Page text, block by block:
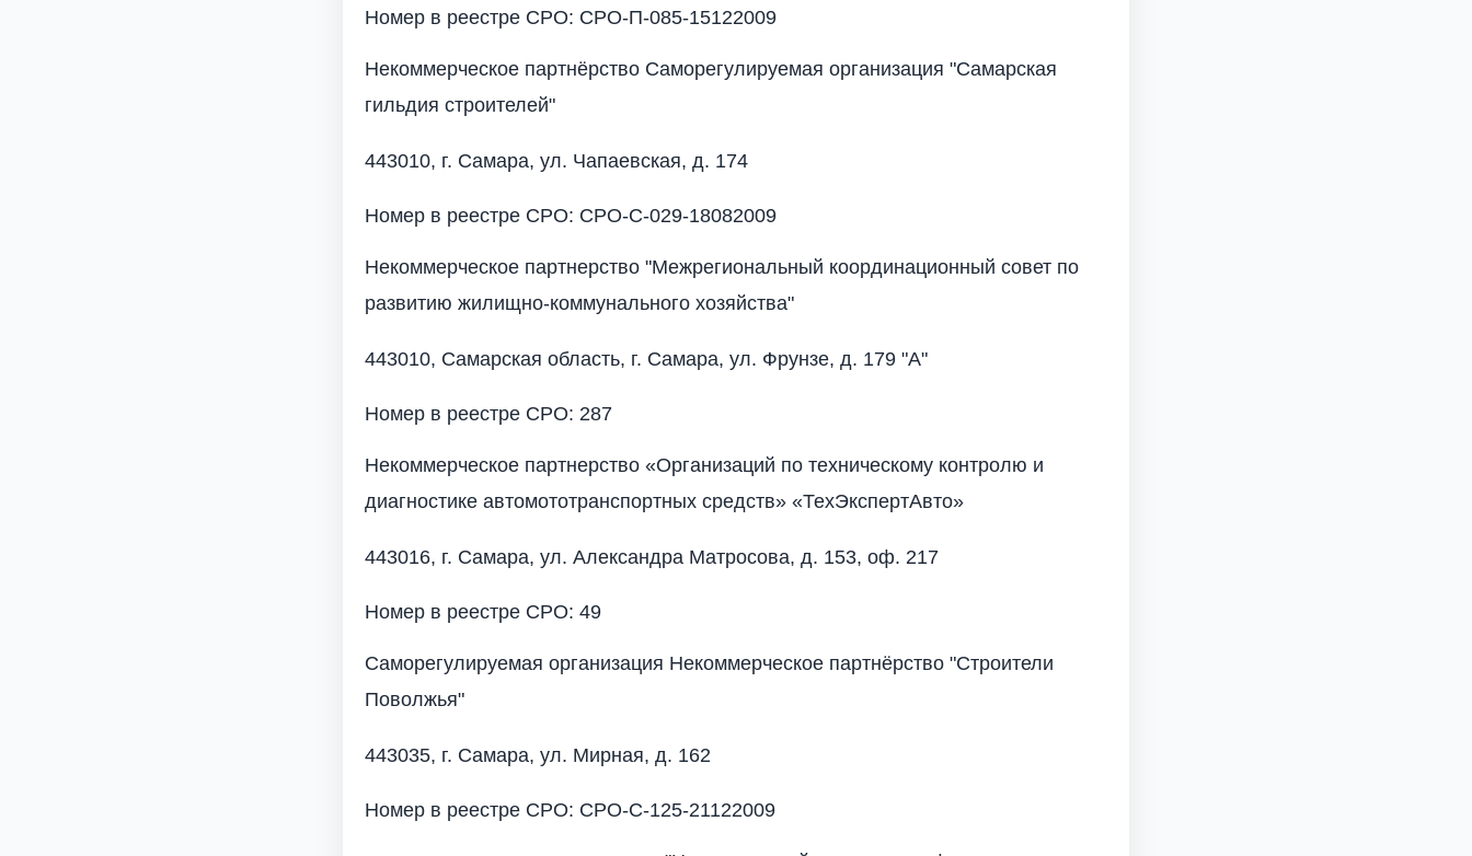
Номер в реестре СРО: СРО-П-085-15122009
Некоммерческое партнёрство Саморегулируемая организация "Самарская
гильдия строителей"
443010, г. Самара, ул. Чапаевская, д. 174
Номер в реестре СРО: СРО-С-029-18082009
Некоммерческое партнерство "Межрегиональный координационный совет по
развитию жилищно-коммунального хозяйства"
443010, Самарская область, г. Самара, ул. Фрунзе, д. 179 "А"
Номер в реестре СРО: 287
Некоммерческое партнерство «Организаций по техническому контролю и
диагностике автомототранспортных средств» «ТехЭкспертАвто»
443016, г. Самара, ул. Александра Матросова, д. 153, оф. 217
Номер в реестре СРО: 49
Саморегулируемая организация Некоммерческое партнёрство "Строители
Поволжья"
443035, г. Самара, ул. Мирная, д. 162
Номер в реестре СРО: СРО-С-125-21122009